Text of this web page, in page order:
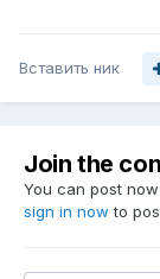
Вставить ник
Join the
You can post
sign in now to